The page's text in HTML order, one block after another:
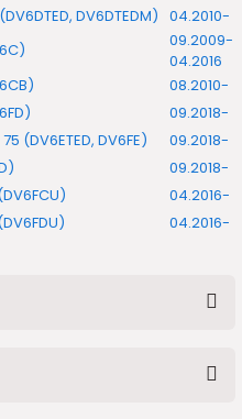
DV6DTEDM) 04.2010-
09.2009-
04.2016
08.2010-
09.2018-
(DV6ETED, DV6FE)
09.2018-
09.2018-
04.2016-
04.2016-